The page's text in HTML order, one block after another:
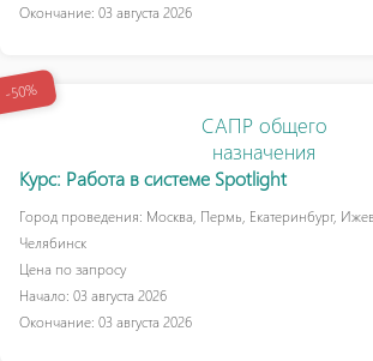
Окончание: 03 августа 2026
-50%
САПР общего
назначения
Курс: Работа в системе Spotlight
Город проведения: Москва, Пермь, Екатеринбург,
Челябинск
Цена по запросу
Начало: 03 августа 2026
Окончание: 03 августа 2026